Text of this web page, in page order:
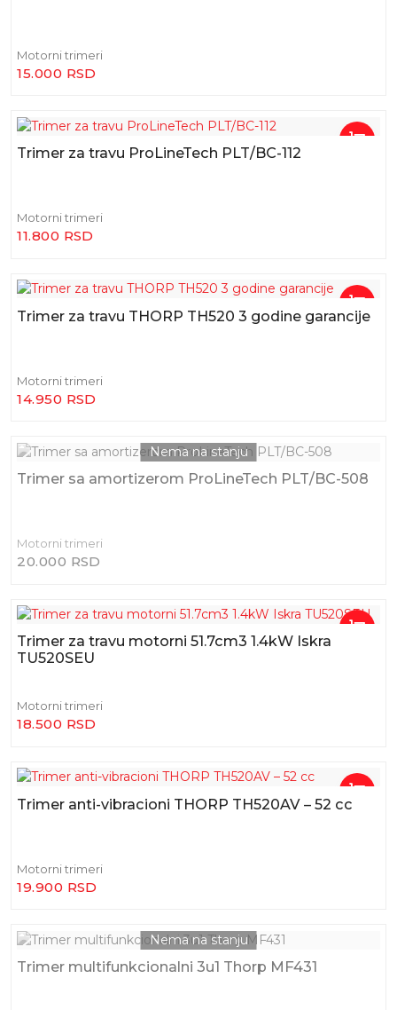
Motorni trimeri
15.000 RSD
Trimer za travu ProLineTech PLT/BC-112
Motorni trimeri
11.800 RSD
Trimer za travu THORP TH520 3 godine garancije
Motorni trimeri
14.950 RSD
Trimer sa amortizerom ProLineTech PLT/BC-508
Motorni trimeri
20.000 RSD
Trimer za travu motorni 51.7cm3 1.4kW Iskra
TU520SEU
Motorni trimeri
18.500 RSD
Trimer anti-vibracioni THORP TH520AV – 52 cc
Motorni trimeri
19.900 RSD
Trimer multifunkcionalni 3u1 Thorp MF431